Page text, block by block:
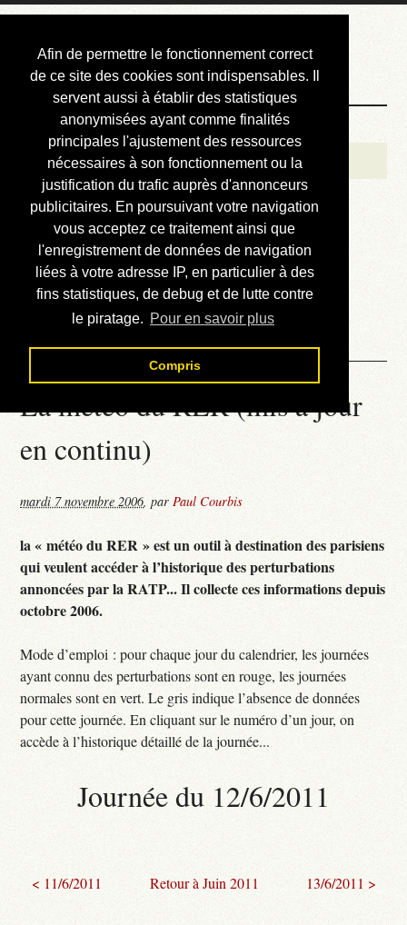
Afin de permettre le fonctionnement correct
de ce site des cookies sont indispensables. Il
servent aussi à établir des statistiques
anonymisées ayant comme finalités
principales l'ajustement des ressources
nécessaires à son fonctionnement ou la
justification du trafic auprès d'annonceurs
publicitaires. En poursuivant votre navigation
vous acceptez ce traitement ainsi que
l'enregistrement de données de navigation
liées à votre adresse IP, en particulier à des
fins statistiques, de debug et de lutte contre
le piratage. Pour en savoir plus
Compris
Courbis, « LE »
Blog Officiel
Bienvenue
Réalisations
Divers (et d’été)
Annonces
Liens externes
Téléchargement
Contact
La météo du RER (mis à jour
en continu)
mardi 7 novembre 2006,parPaul Courbis
la « météo du RER » est un outil à destination des parisiens
qui veulent accéder à l’historique des perturbations
annoncées par la RATP... Il collecte ces informations depuis
octobre 2006.
Mode d’emploi : pour chaque jour du calendrier, les journées
ayant connu des perturbations sont en rouge, les journées
normales sont en vert. Le gris indique l’absence de données
pour cette journée. En cliquant sur le numéro d’un jour, on
accède à l’historique détaillé de la journée...
Journée du 12/6/2011
< 11/6/2011 Retour à Juin 2011 13/6/2011 >